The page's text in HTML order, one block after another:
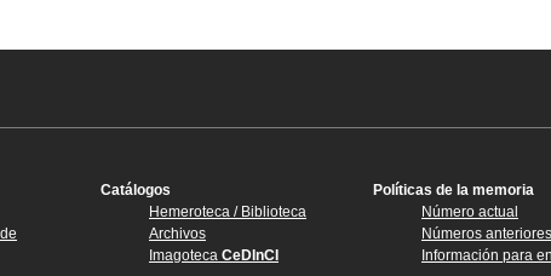
Catálogos
Hemeroteca / Biblioteca
Archivos
Imagoteca CeDInCI
Políticas de la memoria
Número actual
Números anteriores
Información para